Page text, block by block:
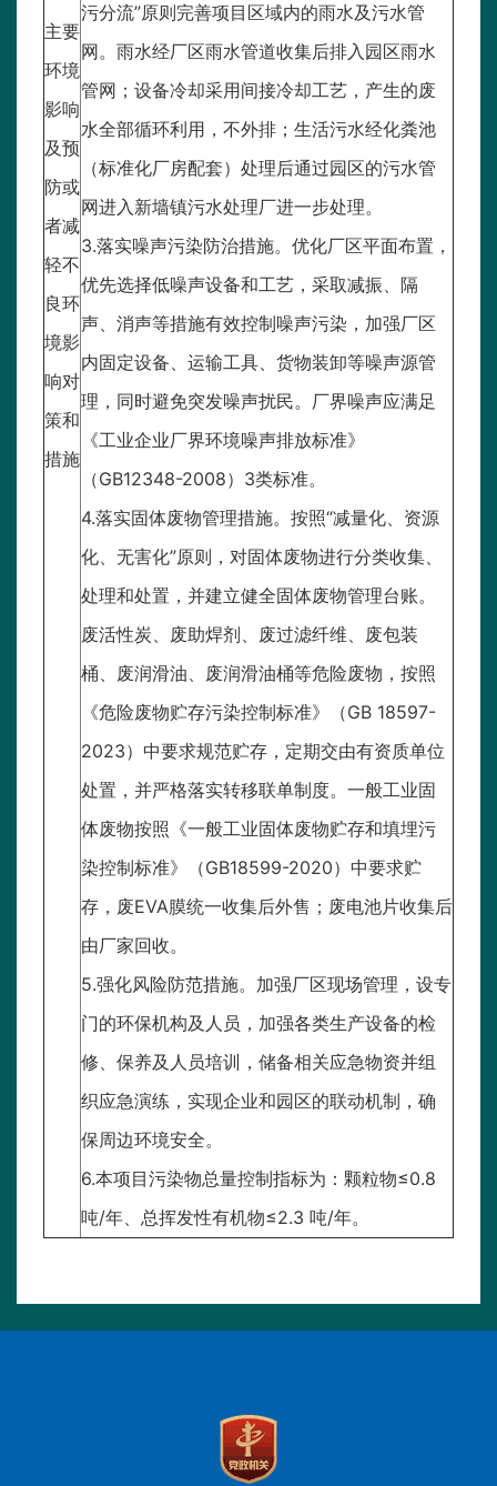
主要
环境
影响
及预
防或
者减
轻不
良环
境影
响对
策和
措施
污分流”原则完善项目区域内的雨水及污水管
网。雨水经厂区雨水管道收集后排入园区雨水
管网；设备冷却采用间接冷却工艺，产生的废
水全部循环利用，不外排；生活污水经化粪池
（标准化厂房配套）处理后通过园区的污水管
网进入新墙镇污水处理厂进一步处理。
3.落实噪声污染防治措施。优化厂区平面布置，
优先选择低噪声设备和工艺，采取减振、隔
声、消声等措施有效控制噪声污染，加强厂区
内固定设备、运输工具、货物装卸等噪声源管
理，同时避免突发噪声扰民。厂界噪声应满足
《工业企业厂界环境噪声排放标准》
（GB12348-2008）3类标准。
4.落实固体废物管理措施。按照“减量化、资源
化、无害化”原则，对固体废物进行分类收集、
处理和处置，并建立健全固体废物管理台账。
废活性炭、废助焊剂、废过滤纤维、废包装
桶、废润滑油、废润滑油桶等危险废物，按照
《危险废物贮存污染控制标准》（GB 18597-
2023）中要求规范贮存，定期交由有资质单位
处置，并严格落实转移联单制度。一般工业固
体废物按照《一般工业固体废物贮存和填埋污
染控制标准》（GB18599-2020）中要求贮
存，废EVA膜统一收集后外售；废电池片收集后
由厂家回收。
5.强化风险防范措施。加强厂区现场管理，设专
门的环保机构及人员，加强各类生产设备的检
修、保养及人员培训，储备相关应急物资并组
织应急演练，实现企业和园区的联动机制，确
保周边环境安全。
6.本项目污染物总量控制指标为：颗粒物≤0.8
吨/年、总挥发性有机物≤2.3 吨/年。